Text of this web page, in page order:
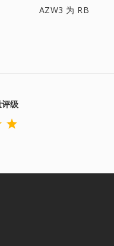
AZW3 为 RB
评级